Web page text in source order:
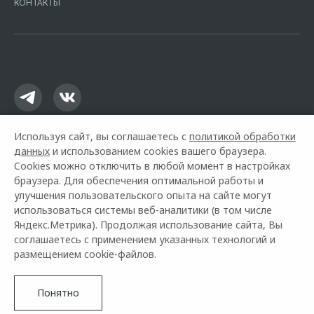
16.01.2015. Предложение ограничено и не является публичной
КОНТАКТЫ
Горячая линия OMODA: +7 (8352) 23-97-97
Используя сайт, вы соглашаетесь с политикой обработки
данных и использованием cookies вашего браузера.
Cookies можно отключить в любой момент в настройках
браузера. Для обеспечения оптимальной работы и
улучшения пользовательского опыта на сайте могут
использоваться системы веб-аналитики (в том числе
Яндекс.Метрика). Продолжая использование сайта, Вы
соглашаетесь с применением указанных технологий и
размещением cookie-файлов.
Понятно